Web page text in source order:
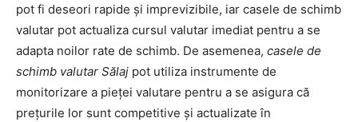
pot fi deseori rapide și imprevizibile, iar casele de schimb
valutar pot actualiza cursul valutar imediat pentru a se
adapta noilor rate de schimb. De asemenea, casele de
schimb valutar Sălaj pot utiliza instrumente de
monitorizare a pieței valutare pentru a se asigura că
prețurile lor sunt competitive și actualizate în